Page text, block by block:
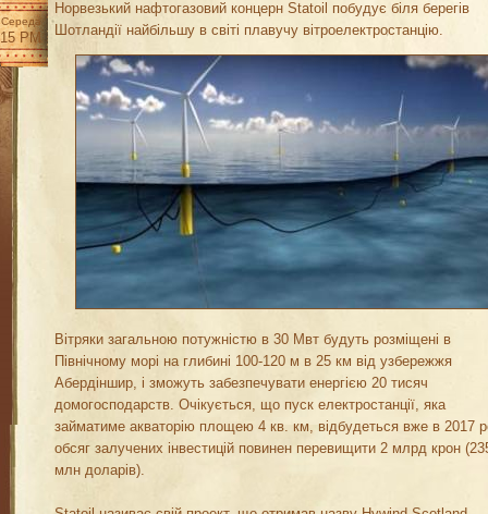
Середа
PM
Норвезький нафтогазовий концерн Statoil побудує біля берегів
Шотландії найбільшу в світі плавучу вітроелектростанцію.
Вітряки загальною потужністю в 30 Мвт будуть розміщені в
Північному морі на глибині 100-120 м в 25 км від узбережжя
Абердіншир, і зможуть забезпечувати енергією 20 тисяч
домогосподарств. Очікується, що пуск електростанції, яка
займатиме акваторію площею 4 кв. км, відбудеться вже в 2017
обсяг залучених інвестицій повинен перевищити 2 млрд крон
млн доларів).